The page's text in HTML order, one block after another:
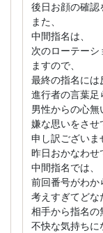
後日お顔の確認
また、
中間指名は、
次のローテー
ますので、
最終の指名には
進行者の言葉足
男性からの心無
嫌な思いをさせ
申し訳ございま
昨日おかなわせ
中間指名では、
前回番号がわか
考えすぎてどな
相手から指名の
不快な気持ちに